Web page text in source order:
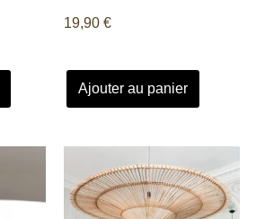
19,90 €
Ajouter au panier